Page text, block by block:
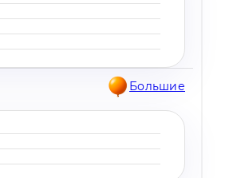
Большие